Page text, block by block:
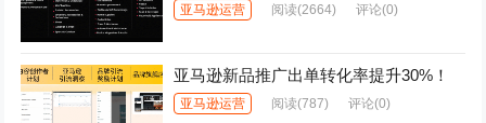
亚马逊运营 阅读(2664) 评论(0)
亚马逊新品推广出单转化率提升30%！
亚马逊运营 阅读(787) 评论(0)